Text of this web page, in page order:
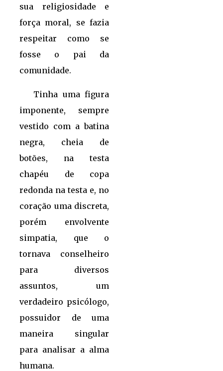
sua religiosidade e
força moral, se fazia
respeitar como se
fosse o pai da
comunidade.
Tinha uma figura
imponente, sempre
vestido com a batina
negra, cheia de
botões, na testa
chapéu de copa
redonda na testa e, no
coração uma discreta,
porém envolvente
simpatia, que o
tornava conselheiro
para diversos
assuntos, um
verdadeiro psicólogo,
possuidor de uma
maneira singular
para analisar a alma
humana.